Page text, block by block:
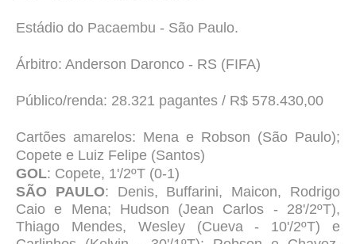
Estádio do Pacaembu - São Paulo.
Árbitro: Anderson Daronco - RS (FIFA)
Público/renda: 28.321 pagantes / R$ 578.430,00
Cartões amarelos: Mena e Robson (São Paulo);
Copete e Luiz Felipe (Santos)
GOL: Copete, 1'/2ºT (0-1)
SÃO PAULO: Denis, Buffarini, Maicon, Rodrigo
Caio e Mena; Hudson (Jean Carlos - 28'/2ºT),
Thiago Mendes, Wesley (Cueva - 10'/2ºT) e